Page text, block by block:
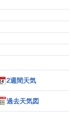
2週間天気
過去天気図